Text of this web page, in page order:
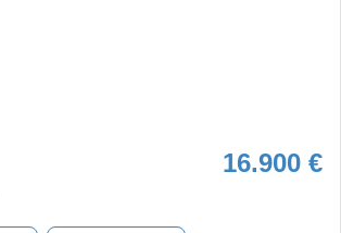
16.900 €